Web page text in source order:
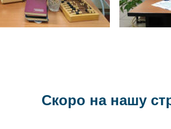
Скоро на нашу